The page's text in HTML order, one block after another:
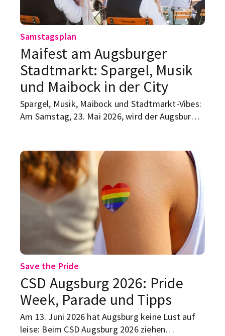
Samstagsplan
Maifest am Augsburger
Stadtmarkt: Spargel, Musik
und Maibock in der City
Spargel, Musik, Maibock und Stadtmarkt-Vibes:
Am Samstag, 23. Mai 2026, wird der Augsburger
Pause vom Uni-Alltag haben.
Save the Pride
CSD Augsburg 2026: Pride
Week, Parade und Tipps
Am 13. Juni 2026 hat Augsburg keine Lust auf
leise: Beim CSD Augsburg 2026 ziehen